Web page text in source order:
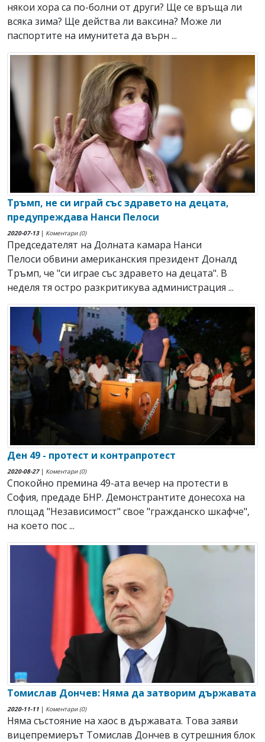
някои хора са по-болни от други? Ще се връща ли
всяка зима? Ще действа ли ваксина? Може ли
паспортите на имунитета да върн ...
Тръмп, не си играй със здравето на децата,
предупреждава Нанси Пелоси
2020-07-13| Коментари (0)
Председателят на Долната камара Нанси
Пелоси обвини американския президент Доналд
Тръмп, че "си играе със здравето на децата". В
неделя тя остро разкритикува администрация ...
Ден 49 - протест и контрапротест
2020-08-27| Коментари (0)
Спокойно премина 49-ата вечер на протести в
София, предаде БНР. Демонстрантите донесоха на
площад "Независимост" свое "гражданско шкафче",
на което пос ...
Томислав Дончев: Няма да затворим държавата
2020-11-11 | Коментари (0)
Няма състояние на хаос в държавата. Toва заяви
вицепремиерът Томислав Дончев в сутрешния блок